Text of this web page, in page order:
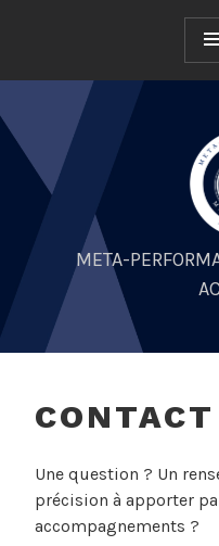
META-
CONTACT
Une question ? Un
précision à apporter
accompagnements ?